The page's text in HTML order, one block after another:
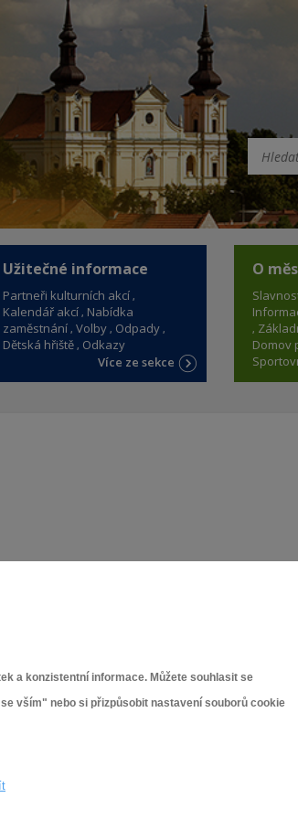
a konzistentní informace. Můžete souhlasit se
vším" nebo si přizpůsobit nastavení souborů cookie
Užitečné informace
Partneři kulturních akcí
Kalendář akcí Nabídka
zaměstnání Volby Odpady
Dětská hřiště Odkazy
Více ze sekce
O
Domov